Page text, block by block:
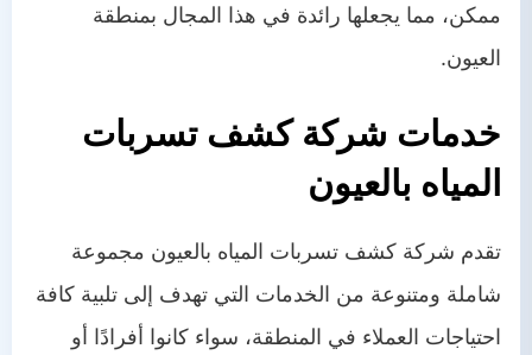
ممكن، مما يجعلها رائدة في هذا المجال بمنطقة
العيون.
خدمات شركة كشف تسربات
المياه بالعيون
تقدم شركة كشف تسربات المياه بالعيون مجموعة
شاملة ومتنوعة من الخدمات التي تهدف إلى تلبية كافة
احتياجات العملاء في المنطقة، سواء كانوا أفرادًا أو